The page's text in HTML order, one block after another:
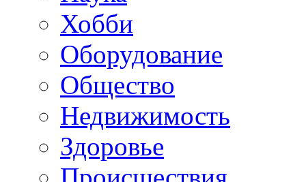
Хобби
Оборудование
Общество
Недвижимость
Здоровье